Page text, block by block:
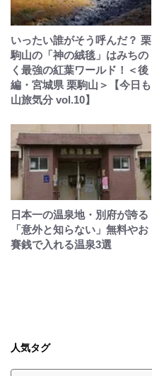
いったい誰がそう呼んだ？ 栗
駒山の「神の絨毯」はみちの
く最強の紅葉ワールド！＜後
編・宮城県 栗駒山＞【今日も
山旅気分 vol.10】
日本一の温泉地・別府が誇る
「意外と知らない」無料やお
賽銭で入れる温泉3選
人気タグ